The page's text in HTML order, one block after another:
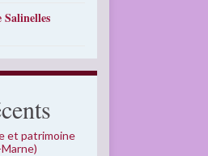
et patrimoine